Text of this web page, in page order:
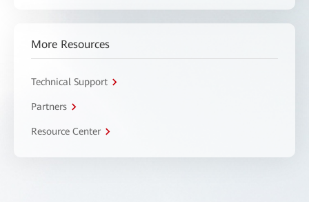
More Resources
Technical Support
Partners
Resource Center